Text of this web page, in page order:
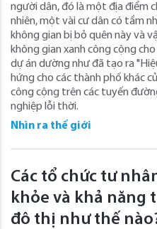
người dân, đó là một địa điểm
nhiên, một vài cư dân có tầm
không gian bị bỏ quên này và
không gian xanh công cộng
dự án dường như đã tạo ra
hứng cho các thành phố khác
công cộng trên các tuyến
nghiệp lỗi thời.
Nhìn ra thế giới
Các tổ chức tư
khỏe và khả năng
đô thị như thế